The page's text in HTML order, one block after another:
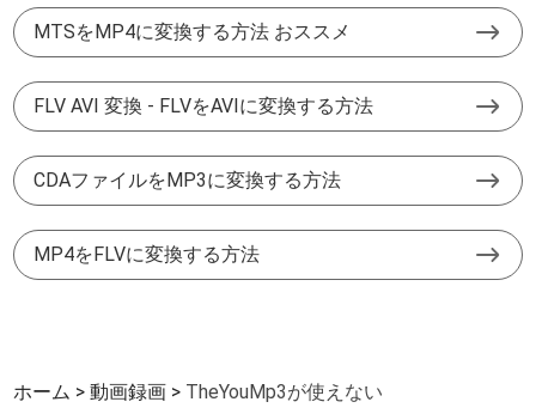
MTSをMP4に変換する方法 おススメ
FLV AVI 変換 - FLVをAVIに変換する方法
CDAファイルをMP3に変換する方法
MP4をFLVに変換する方法
ホーム 動画録画 TheYouMp3が使えない